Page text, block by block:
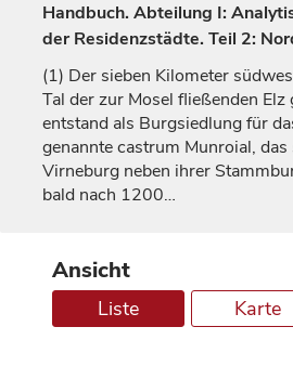
Handbuch. Abteilung I:
der Residenzstädte. Teil 2:
(1) Der sieben Kilometer
Tal der zur Mosel fließenden Elz
entstand als Burgsiedlung für
genanntecastrum Munroial,
Virneburg neben ihrer
bald nach 1200…
Ansicht
Liste Karte